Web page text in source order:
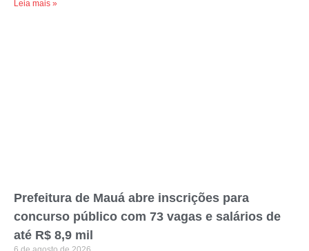
Leia mais »
Prefeitura de Mauá abre inscrições para
concurso público com 73 vagas e salários de
até R$ 8,9 mil